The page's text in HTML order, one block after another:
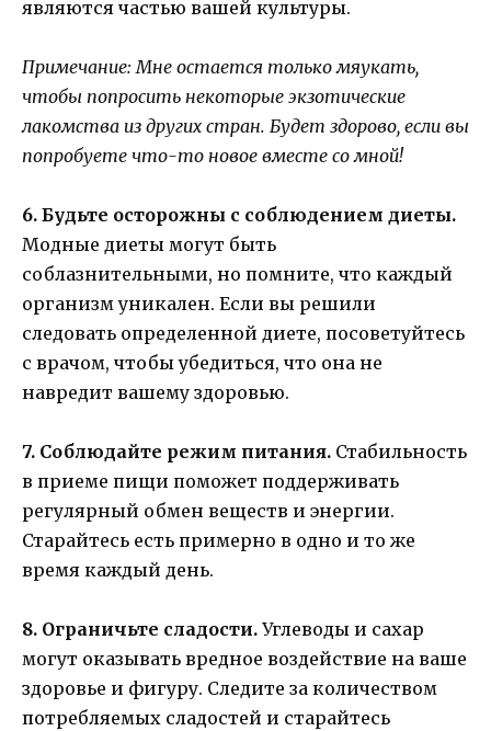
являются частью вашей культуры.
Примечание: Мне остается только мяукать,
чтобы попросить некоторые экзотические
лакомства из других стран. Будет здорово, если вы
попробуете что-то новое вместе со мной!
6. Будьте осторожны с соблюдением диеты.
Модные диеты могут быть
соблазнительными, но помните, что каждый
организм уникален. Если вы решили
следовать определенной диете, посоветуйтесь
с врачом, чтобы убедиться, что она не
навредит вашему здоровью.
7. Соблюдайте режим питания. Стабильность
в приеме пищи поможет поддерживать
регулярный обмен веществ и энергии.
Старайтесь есть примерно в одно и то же
время каждый день.
8. Ограничьте сладости. Углеводы и сахар
могут оказывать вредное воздействие на ваше
здоровье и фигуру. Следите за количеством
потребляемых сладостей и старайтесь